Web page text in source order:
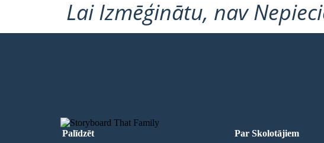
Lai Izmēģinātu, nav
Palīdzēt
Par Skolotājiem